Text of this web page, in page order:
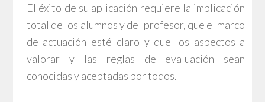
El éxito de su aplicación requiere la implicación
total de los alumnos y del profesor, que el marco
de actuación esté claro y que los aspectos a
valorar y las reglas de evaluación sean
conocidas y aceptadas por todos.